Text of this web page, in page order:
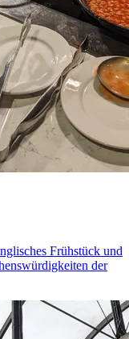
Frühstück und
der